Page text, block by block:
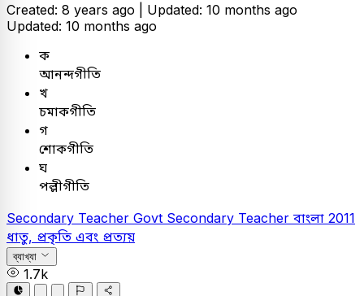
Created: 8 years ago | Updated: 10 months ago
Updated: 10 months ago
ক
আনন্দগীতি
খ
চমাকগীতি
গ
শোকগীতি
ঘ
পল্লীগীতি
Secondary Teacher Govt Secondary Teacher বাংলা 2011
ধাতু, প্রকৃতি এবং প্রত্যয়
ব্যাখ্যা
1.7k